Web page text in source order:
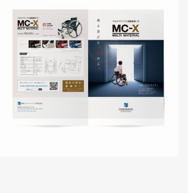
株式会社三共様 ランディングページ制作
ランディングページ #エコ・環境
#HTML/CSSコーディング